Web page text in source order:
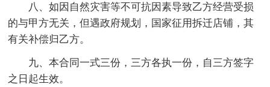
八、如因自然灾害等不可抗因素导致乙方经营受损
的与甲方无关，但遇政府规划，国家征用拆迁店铺，其
有关补偿归乙方。
九、本合同一式三份，三方各执一份，自三方签字
之日起生效。